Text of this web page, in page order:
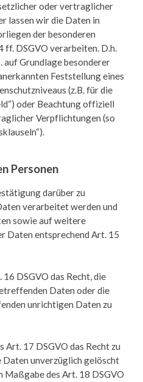
oder vertraglicher
lassen wir die Daten in
der besonderen
ff. DSGVO verarbeiten. D.h.
Grundlage besonderer
Feststellung eines
(z.B. für die
oder Beachtung offiziell
Verpflichtungen (so
Personen
darüber zu
verarbeitet werden und
sowie auf weitere
Daten entsprechend Art. 15
DSGVO das Recht, die
Daten oder die
unrichtigen Daten zu
Art. 17 DSGVO das Recht zu
unverzüglich gelöscht
Maßgabe des Art. 18 DSGVO